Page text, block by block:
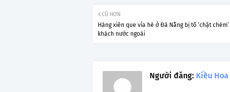
CŨ HƠN
Hàng xiên que vỉa hè ở Đà Nẵng bị tố ‘chặt chém’
khách nước ngoài
Người đăng: Kiều Hoa